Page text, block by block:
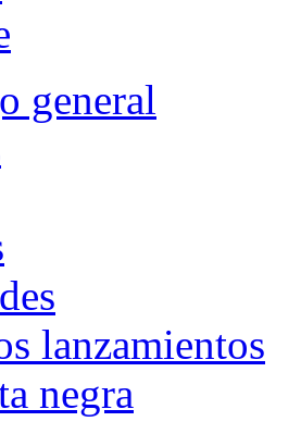
general
lanzamientos
negra